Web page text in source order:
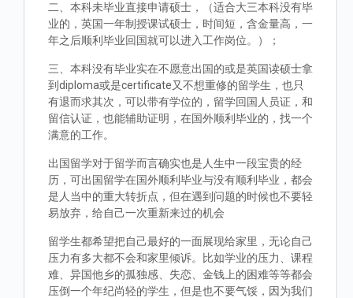
二、本科未毕业直接申请硕士，（适合大三本科没有毕
业的，英国一年制授课试硕士，时间短，含金量高，一
年之后顺利毕业回国就可以进入工作岗位。）；
三、本科没有毕业实在不愿意出国的或是英国读硕士拿
到diploma或是certificate又不想重修的留学生，也只
有退而求其次，可以带有学位的，留学回国人员证，和
留信认证，也能辅助证明，在国外顺利毕业的，找一个
满意的工作。
出国留学对于留学而言确实也是人生中一段宝贵的经
历，可出国留学在国外顺利毕业与没有顺利毕业，都会
是人当中的重大转折点，但在遇到问题的时候也不要轻
易放弃，给自己一次重新来过的机会
留学生都希望把自己最好的一面展现给家里，无论自己
压力有多大都不会和家里倾诉。比如学业的压力、课程
难、异国他乡的孤独感、失恋、金钱上的困难等等都会
压倒一个年纪尚轻的学生，但是也不要气馁，因为我们